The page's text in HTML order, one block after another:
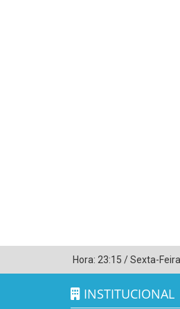
Hora: 23:15 /Sexta-Feira
INSTITUCIONAL